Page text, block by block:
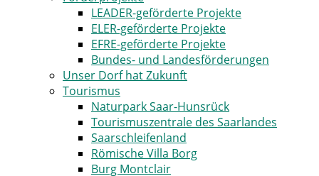
LEADER-geförderte Projekte
ELER-geförderte Projekte
EFRE-geförderte Projekte
Bundes- und Landesförderungen
Unser Dorf hat Zukunft
Tourismus
Naturpark Saar-Hunsrück
Tourismuszentrale des Saarlandes
Saarschleifenland
Römische Villa Borg
Burg Montclair